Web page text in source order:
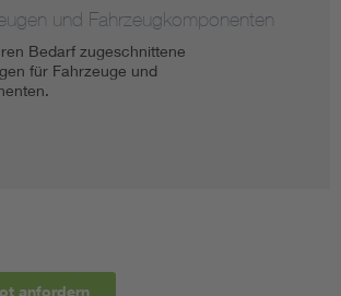
und Fahrzeugkomponenten
Bedarf zugeschnittene
für Fahrzeuge und
anfordern